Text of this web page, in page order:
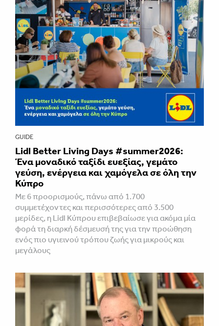
GUIDE
Lidl Better Living Days #summer2026:
Ένα μοναδικό ταξίδι ευεξίας, γεμάτο
γεύση, ενέργεια και χαμόγελα σε όλη την
Κύπρο
Με 6 προορισμούς, πάνω από 1.700
συμμετέχοντες και περισσότερες από 3.500
μερίδες, η Lidl Κύπρου επιβεβαίωσε για ακόμα μία
φορά τη διαρκή δέσμευσή της για την προώθηση
ενός πιο υγιεινού τρόπου ζωής για μικρούς και
μεγάλους